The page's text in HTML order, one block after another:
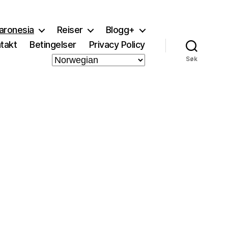
Reiser
Blogg+
Betingelser Privacy Policy
Søk